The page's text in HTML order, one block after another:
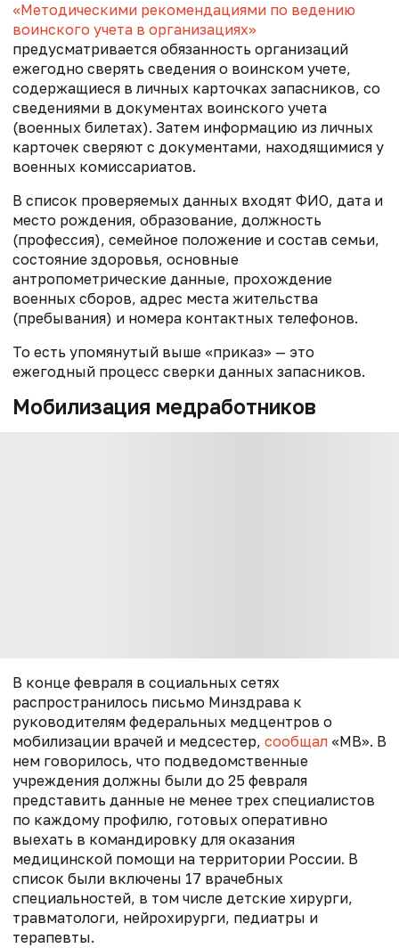
«Методическими рекомендациями по ведению
воинского учета в организациях»
предусматривается обязанность организаций
ежегодно сверять сведения о воинском учете,
содержащиеся в личных карточках запасников, со
сведениями в документах воинского учета
(военных билетах). Затем информацию из личных
карточек сверяют с документами, находящимися у
военных комиссариатов.
В список проверяемых данных входят ФИО, дата и
место рождения, образование, должность
(профессия), семейное положение и состав семьи,
состояние здоровья, основные
антропометрические данные, прохождение
военных сборов, адрес места жительства
(пребывания) и номера контактных телефонов.
То есть упомянутый выше «приказ» — это
ежегодный процесс сверки данных запасников.
Мобилизация медработников
В конце февраля в социальных сетях
распространилось письмо Минздрава к
руководителям федеральных медцентров о
мобилизации врачей и медсестер, сообщал «МВ». В
нем говорилось, что подведомственные
учреждения должны были до 25 февраля
представить данные не менее трех специалистов
по каждому профилю, готовых оперативно
выехать в командировку для оказания
медицинской помощи на территории России. В
список были включены 17 врачебных
специальностей, в том числе детские хирурги,
травматологи, нейрохирурги, педиатры и
терапевты.